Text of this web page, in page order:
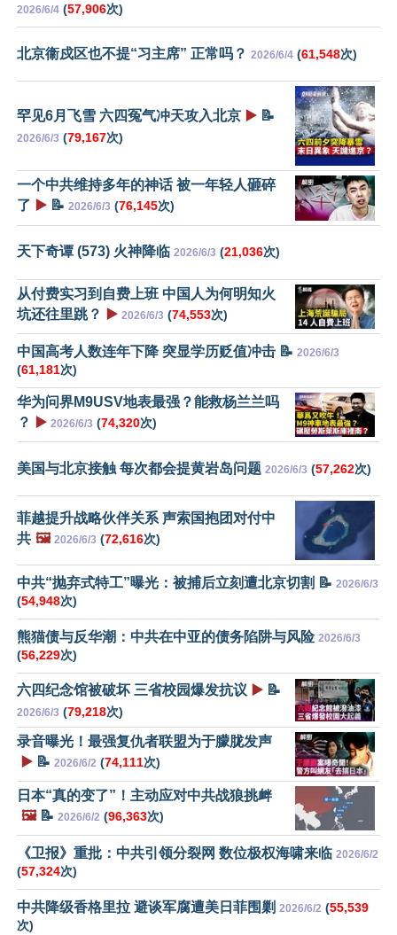
2026/6/4 (57,906次)
北京衞戍区也不提“习主席” 正常吗？ 2026/6/4 (61,548次)
罕见6月飞雪 六四冤气冲天攻入北京 ▶️ 📝
2026/6/3 (79,167次)
一个中共维持多年的神话 被一年轻人砸碎
了 ▶️ 📝 2026/6/3 (76,145次)
天下奇谭 (573) 火神降临 2026/6/3 (21,036次)
从付费实习到自费上班 中国人为何明知火
坑还往里跳？
▶️ 2026/6/3 (74,553次)
中国高考人数连年下降 突显学历贬值冲击 📝 2026/6/3
(61,181次)
华为问界M9USV地表最强？能救杨兰兰吗
？
▶️ 2026/6/3 (74,320次)
美国与北京接触 每次都会提黄岩岛问题 2026/6/3 (57,262次)
菲越提升战略伙伴关系 声索国抱团对付中
共 🖼️ 2026/6/3 (72,616次)
中共“抛弃式特工”曝光：被捕后立刻遭北京切割 📝 2026/6/3
(54,948次)
熊猫债与反华潮：中共在中亚的债务陷阱与风险 2026/6/3
(56,229次)
六四纪念馆被破坏 三省校园爆发抗议 ▶️ 📝
2026/6/3 (79,218次)
录音曝光！最强复仇者联盟为于朦胧发声
▶️ 📝 2026/6/2 (74,111次)
日本“真的变了”！主动应对中共战狼挑衅
🖼️📝 2026/6/2 (96,363次)
《卫报》重批：中共引领分裂网 数位极权海啸来临 2026/6/2
(57,324次)
中共降级香格里拉 避谈军腐遭美日菲围剿 2026/6/2 (55,539
次)